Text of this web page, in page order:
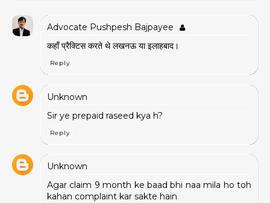
Advocate Pushpesh Bajpayee
कहाँ प्रैक्टिस करते थे लखनऊ या इलाहबाद।
Reply
Unknown
Sir ye prepaid raseed kya h?
Reply
Unknown
Agar claim 9 month ke baad bhi naa mila ho toh
kahan complaint kar sakte hain